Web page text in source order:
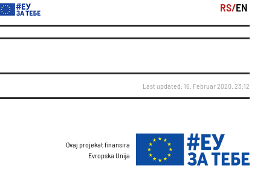
RS/EN
Last updated: 16. Februar 2020. 23:12
Ovaj projekat finansira
Evropska Unija